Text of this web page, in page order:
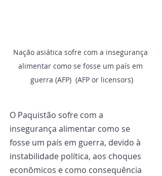
Nação asiática sofre com a insegurança
alimentar como se fosse um país em
guerra (AFP)  (AFP or licensors)
O Paquistão sofre com a
insegurança alimentar como se
fosse um país em guerra, devido à
instabilidade política, aos choques
econômicos e como consequência